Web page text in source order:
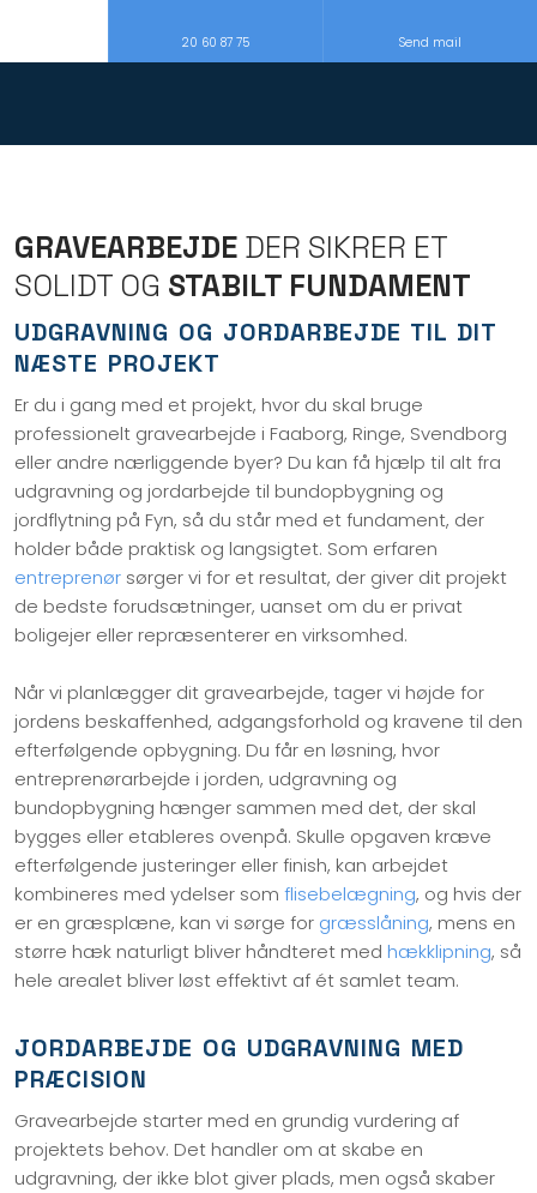
20 60 87 75 Send mail
GRAVEARBEJDEDER SIKRER ET
SOLIDT OG STABILT FUNDAMENT
UDGRAVNING OG JORDARBEJDE TIL DIT
NÆSTE PROJEKT
Er du i gang med et projekt, hvor du skal bruge
professionelt gravearbejde i Faaborg, Ringe, Svendborg
eller andre nærliggende byer? Du kan få hjælp til alt fra
udgravning og jordarbejde til bundopbygning og
jordflytning på Fyn, så du står med et fundament, der
holder både praktisk og langsigtet. Som erfaren
entreprenørsørger vi for et resultat, der giver dit projekt
de bedste forudsætninger, uanset om du er privat
boligejer eller repræsenterer en virksomhed.
Når vi planlægger dit gravearbejde, tager vi højde for
jordens beskaffenhed, adgangsforhold og kravene til den
efterfølgende opbygning. Du får en løsning, hvor
entreprenørarbejde i jorden, udgravning og
bundopbygning hænger sammen med det, der skal
bygges eller etableres ovenpå. Skulle opgaven kræve
efterfølgende justeringer eller finish, kan arbejdet
kombineres med ydelser som flisebelægning, og hvis der
er en græsplæne, kan vi sørge for græsslåning, mens en
større hæk naturligt bliver håndteret med hækklipning, så
hele arealet bliver løst effektivt af ét samlet team.
JORDARBEJDE OG UDGRAVNING MED
PRÆCISION
Gravearbejde starter med en grundig vurdering af
projektets behov. Det handler om at skabe en
udgravning, der ikke blot giver plads, men også skaber